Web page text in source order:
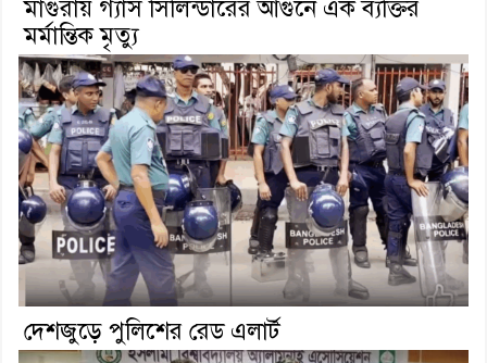
মাগুরায় গ্যাস সিলিন্ডারের আগুনে এক ব্যক্তির
মর্মান্তিক মৃত্যু
দেশজুড়ে পুলিশের রেড এলার্ট